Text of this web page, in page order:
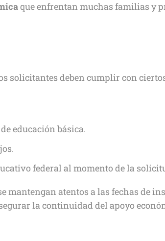
que enfrentan muchas familias y
solicitantes deben cumplir con
educación básica.
federal al momento de la
mantengan atentos a las fechas de
la continuidad del apoyo